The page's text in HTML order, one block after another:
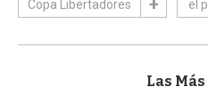
Copa Libertadores el
Las